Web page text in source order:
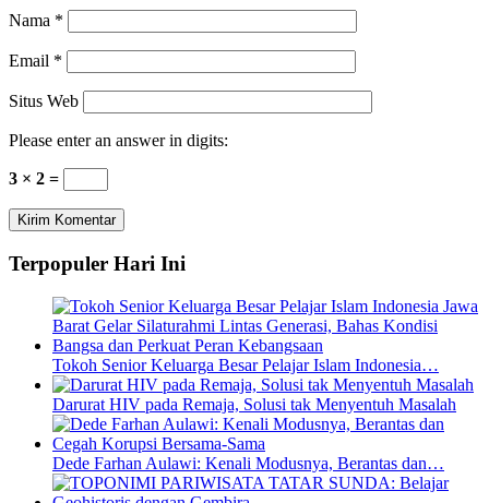
Nama *
Email *
Situs Web
Please enter an answer in digits:
3 × 2 =
Terpopuler Hari Ini
Tokoh Senior Keluarga Besar Pelajar Islam Indonesia…
Darurat HIV pada Remaja, Solusi tak Menyentuh Masalah
Dede Farhan Aulawi: Kenali Modusnya, Berantas dan…